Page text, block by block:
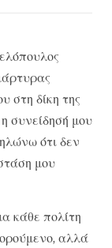
στη δίκη της
συνείδησή μου
ότι δεν
μου
κάθε πολίτη
αλλά